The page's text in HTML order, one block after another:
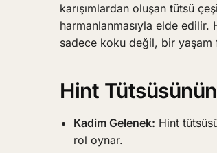
karışımlardan oluşan tütsü
harmanlanmasıyla elde
sadece koku değil, bir yaşam
Hint
Kadim Gelenek: Hint
rol oynar.